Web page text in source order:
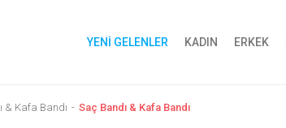
YENİ GELENLER KADIN ERKEK
& Kafa Bandı Saç Bandı & Kafa Bandı